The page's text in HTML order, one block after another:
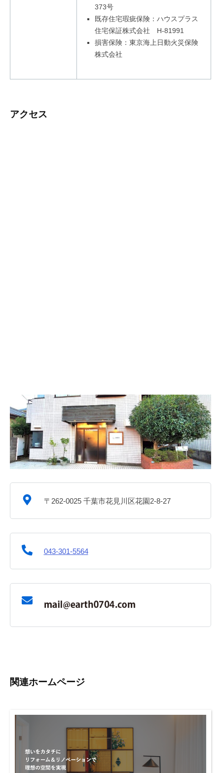
373号
既存住宅瑕疵保険：ハウスプラス
住宅保証株式会社 H-81991
損害保険：東京海上日動火災保険
株式会社
アクセス
〒262-0025 千葉市花見川区花園2-8-27
043-301-5564
関連ホームページ